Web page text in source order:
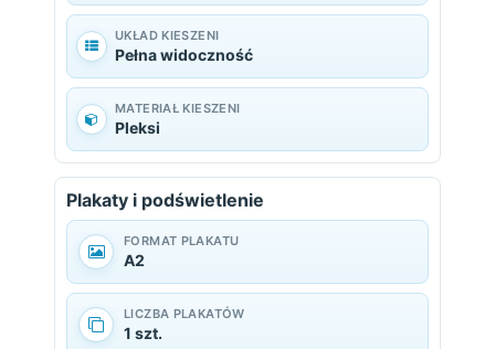
UKŁAD KIESZENI
Pełna widoczność
MATERIAŁ KIESZENI
Pleksi
Plakaty i podświetlenie
FORMAT PLAKATU
A2
LICZBA PLAKATÓW
1 szt.